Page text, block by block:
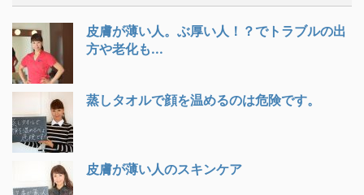
皮膚が薄い人。ぶ厚い人！？でトラブルの出
方や老化も...
蒸しタオルで顔を温めるのは危険です。
皮膚が薄い人のスキンケア